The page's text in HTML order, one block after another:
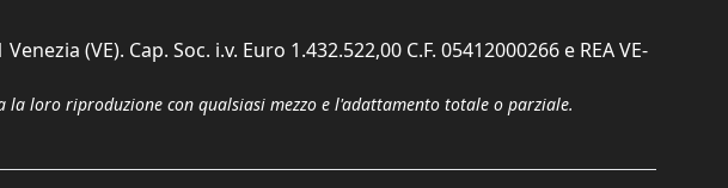
(VE). Cap. Soc. i.v. Euro 1.432.522,00 C.F. 05412000266 e REA VE-
loro riproduzione con qualsiasi mezzo e l'adattamento totale o parziale.